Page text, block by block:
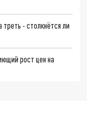
- столкнётся ли
рост цен на